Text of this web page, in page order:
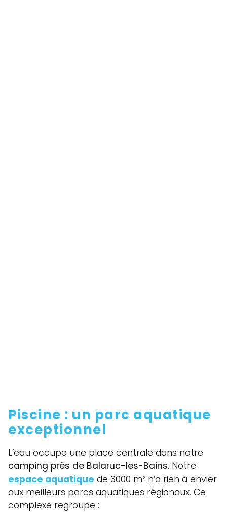
Piscine : un parc aquatique
exceptionnel
L’eau occupe une place centrale dans notre
camping près de Balaruc-les-Bains. Notre
espace aquatique de 3000 m² n’a rien à envier
aux meilleurs parcs aquatiques régionaux. Ce
complexe regroupe :